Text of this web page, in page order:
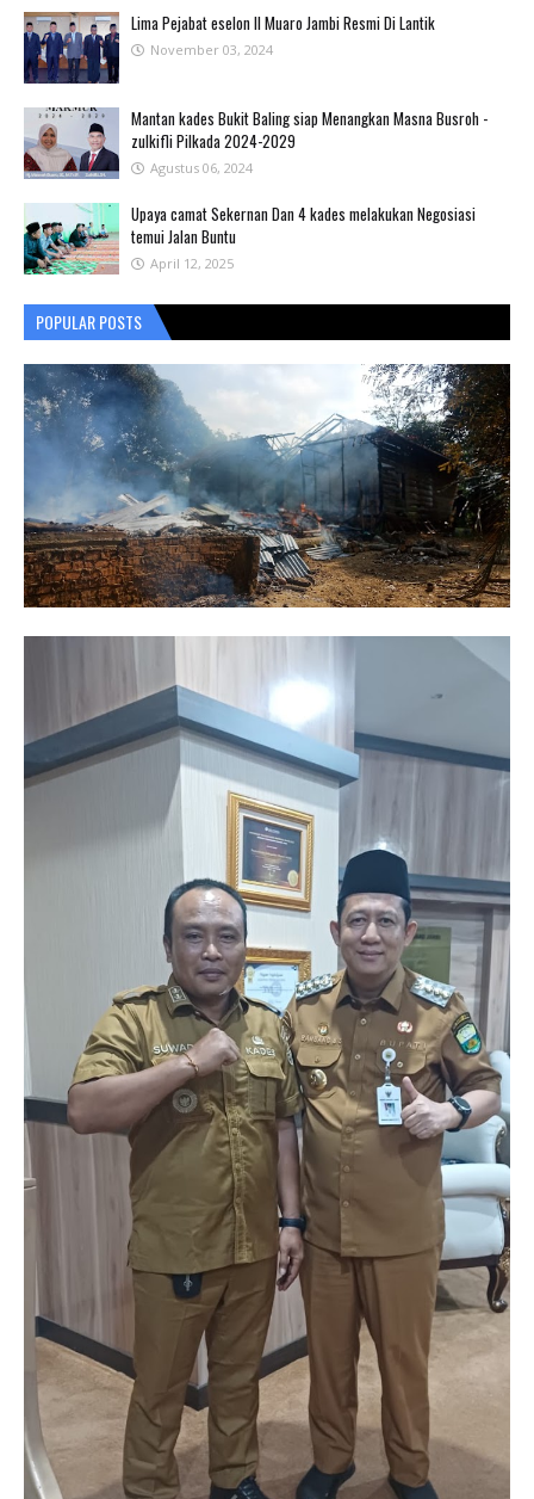
Lima Pejabat eselon II Muaro Jambi Resmi Di Lantik
November 03, 2024
Mantan kades Bukit Baling siap Menangkan Masna Busroh -
zulkifli Pilkada 2024-2029
Agustus 06, 2024
Upaya camat Sekernan Dan 4 kades melakukan Negosiasi
temui Jalan Buntu
April 12, 2025
POPULAR POSTS